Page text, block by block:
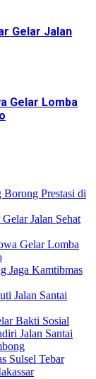
Gelar Jalan
Gelar Lomba
Prestasi di
Jalan Sehat
Gelar Lomba
Jaga Kamtibmas
Jalan Santai
Bakti Sosial
Jalan Santai
Sulsel Tebar